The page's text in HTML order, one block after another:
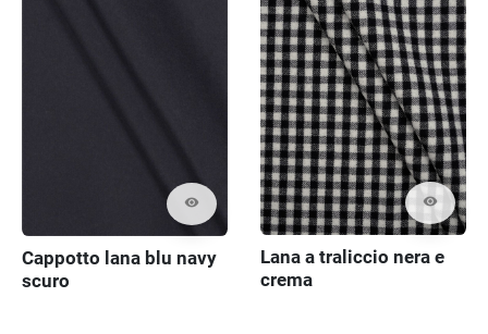
visibility
Cappotto lana blu navy
scuro
visibility
Lana a traliccio nera e
crema